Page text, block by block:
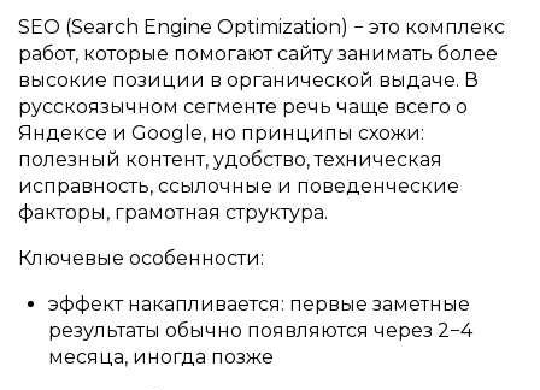
SEO (Search Engine Optimization) − это комплекс
работ, которые помогают сайту занимать более
высокие позиции в органической выдаче. В
русскоязычном сегменте речь чаще всего о
Яндексе и Google, но принципы схожи:
полезный контент, удобство, техническая
исправность, ссылочные и поведенческие
факторы, грамотная структура.
Ключевые особенности:
эффект накапливается: первые заметные
результаты обычно появляются через 2−4
месяца, иногда позже